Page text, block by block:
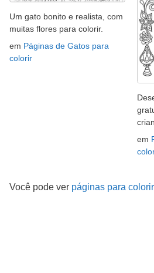
Um gato bonito e realista, com
muitas flores para colorir.
em Páginas de Gatos para
colorir
em
Você pode ver páginas para